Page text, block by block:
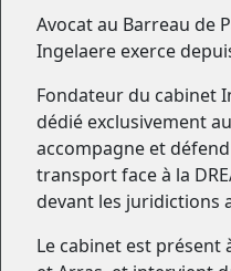
Avocat au Barreau de
Ingelaere exerce
Fondateur du cabinet
dédié exclusivement
accompagne et
transport face à la
devant les juridictions
Le cabinet est présent